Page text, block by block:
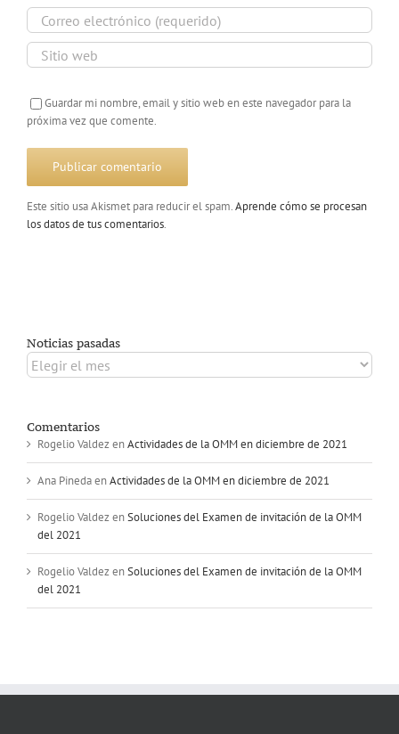
Guardar mi nombre, email y sitio web en este navegador para la
próxima vez que comente.
Este sitio usa Akismet para reducir el spam.Aprende cómo se procesan
los datos de tus comentarios.
Noticias pasadas
Noticias
pasadas
Comentarios
Rogelio ValdezenActividades de la OMM en diciembre de 2021
Ana PinedaenActividades de la OMM en diciembre de 2021
Rogelio ValdezenSoluciones del Examen de invitación de la OMM
del 2021
Rogelio ValdezenSoluciones del Examen de invitación de la OMM
del 2021